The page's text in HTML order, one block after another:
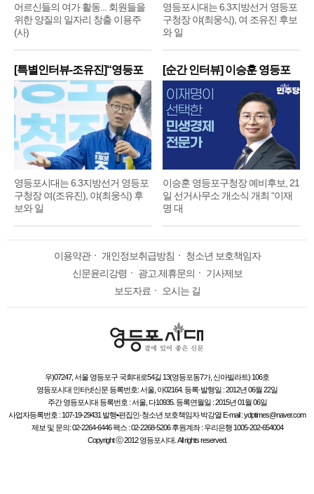
어르신들의 여가 활동... 회원들을
위한 양질의 일자리 창출 이용주
(사)
영등포시대는 6.3지방선거 영등포
구청장 야(최웅식), 여 조유진 후보
와 일
[특별인터뷰-조유진]“영등포
구
영등포시대는 6.3지방선거 영등포
구청장 여(조유진), 야(최웅식) 후
보와 일
[순간 인터뷰] 이승훈 영등포
구
이승훈 영등포구청장 예비후보, 21
일 선거사무소 개소식 개최 “이재
명 대
이용약관ㆍ 개인정보취급방침 ㆍ 청소년 보호책임자
신문윤리강령 ㆍ 광고.제휴문의 ㆍ 기사제보
보도자료ㆍ 오시는 길
우)07247, 서울 영등포구 국회대로54길 13(영등포동7가, 신아빌라트) 106호
영등포시대 인터넷신문 등록번호: 서울, 아02164. 등록·발행일 : 2012년 06월 22일
주간 영등포시대 등록번호 : 서울, 다10935. 등록연월일 : 2015년 01월 06일
사업자등록번호 : 107-19-29431 발행•편집인·청소년 보호책임자 박강열 E-mail : ydptimes@naver.com
제보 및 문의: 02-2264-6446 팩스 : 02-2268-5206 후원계좌 : 우리은행 1005-202-654004
Copyright ⓒ 2012 영등포시대. All rights reserved.